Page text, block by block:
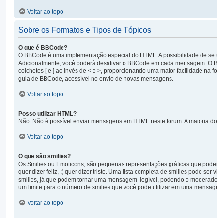
Voltar ao topo
Sobre os Formatos e Tipos de Tópicos
O que é BBCode?
O BBCode é uma implementação especial do HTML. A possibilidade de
Adicionalmente, você poderá desativar o BBCode em cada mensagem.
colchetes [ e ] ao invés de < e >, proporcionando uma maior facilidade na
guia de BBCode, acessível no envio de novas mensagens.
Voltar ao topo
Posso utilizar HTML?
Não. Não é possível enviar mensagens em HTML neste fórum. A maioria
Voltar ao topo
O que são smilies?
Os Smilies ou Emoticons, são pequenas representações gráficas que
quer dizer feliz, :( quer dizer triste. Uma lista completa de smilies pode
smilies, já que podem tornar uma mensagem ilegível, podendo o
um limite para o número de smilies que você pode utilizar em uma
Voltar ao topo